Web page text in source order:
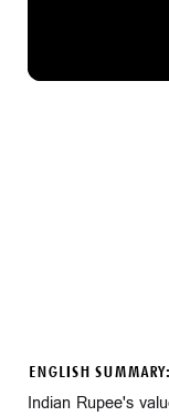
ENGLISH SUMMARY:
Indian Rupee's